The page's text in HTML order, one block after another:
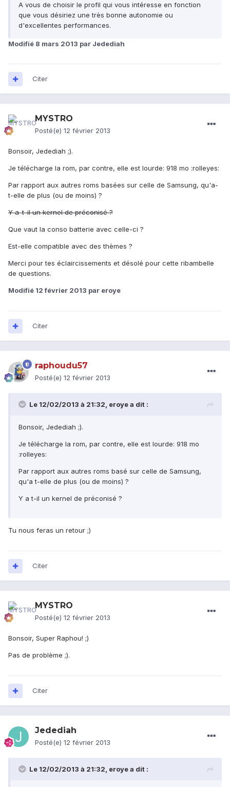
A vous de choisir le profil qui vous intéresse en fonction
que vous désiriez une très bonne autonomie ou
d'excellentes performances.
Modifié 8 mars 2013 par Jedediah
Citer
MYSTRO
Posté(e) 12 février 2013
Bonsoir, Jedediah ;).
Je télécharge la rom, par contre, elle est lourde: 918 mo :rolleyes:
Par rapport aux autres roms basées sur celle de Samsung, qu'a-
t-elle de plus (ou de moins) ?
Y a-t-il un kernel de préconisé ?
Que vaut la conso batterie avec celle-ci ?
Est-elle compatible avec des thèmes ?
Merci pour tes éclaircissements et désolé pour cette ribambelle
de questions.
Modifié 12 février 2013 par eroye
Citer
raphoudu57
Posté(e) 12 février 2013
Le 12/02/2013 à 21:32, eroye a dit :
Bonsoir, Jedediah ;).
Je télécharge la rom, par contre, elle est lourde: 918 mo
:rolleyes:
Par rapport aux autres roms basé sur celle de Samsung,
qu'a t-elle de plus (ou de moins) ?
Y a t-il un kernel de préconisé ?
Tu nous feras un retour ;)
Citer
MYSTRO
Posté(e) 12 février 2013
Bonsoir, Super Raphou! ;)
Pas de problème ;).
Citer
Jedediah
Posté(e) 12 février 2013
Le 12/02/2013 à 21:32, eroye a dit :